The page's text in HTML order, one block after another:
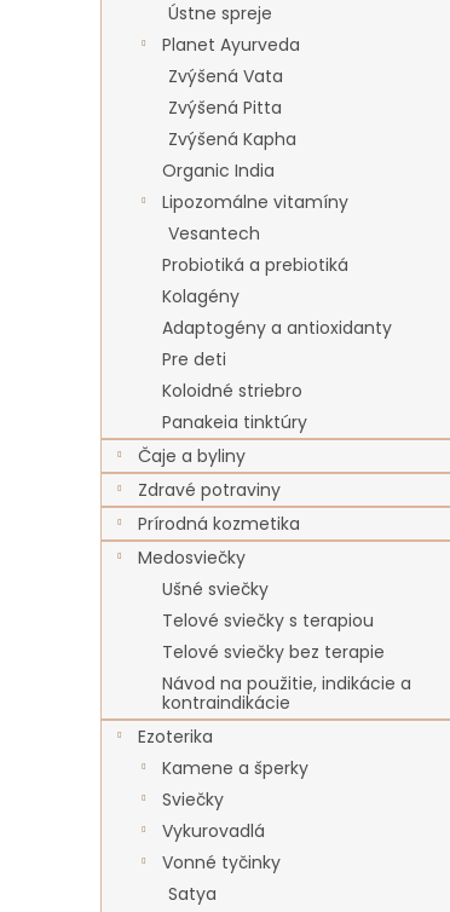
Ústne spreje
Planet Ayurveda
Zvýšená Vata
Zvýšená Pitta
Zvýšená Kapha
Organic India
Lipozomálne vitamíny
Vesantech
Probiotiká a prebiotiká
Kolagény
Adaptogény a antioxidanty
Pre deti
Koloidné striebro
Panakeia tinktúry
Čaje a byliny
Zdravé potraviny
Prírodná kozmetika
Medosviečky
Ušné sviečky
Telové sviečky s terapiou
Telové sviečky bez terapie
Návod na použitie, indikácie a
kontraindikácie
Ezoterika
Kamene a šperky
Sviečky
Vykurovadlá
Vonné tyčinky
Satya